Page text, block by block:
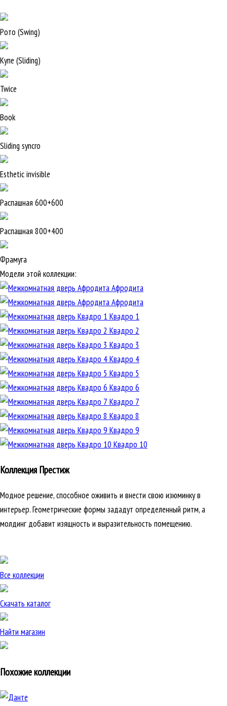
Рото (Swing)
Купе (Sliding)
Twice
Book
Sliding syncro
Esthetic invisible
Распашная 600+600
Распашная 800+400
Фрамуга
Модели этой коллекции:
Афродита
Афродита
Квадро 1
Квадро 2
Квадро 3
Квадро 4
Квадро 5
Квадро 6
Квадро 7
Квадро 8
Квадро 9
Квадро 10
Коллекция Престиж
Модное решение, способное оживить и внести свою изюминку в
интерьер. Геометрические формы зададут определенный ритм, а
молдинг добавит изящность и выразительность помещению.
Все коллекции
Скачать каталог
Найти магазин
Похожие коллекции